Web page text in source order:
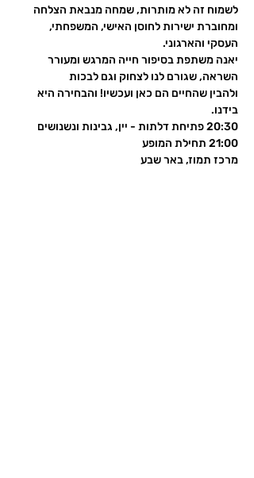
לשמוח זה לא מותרות, שמחה מנבאת הצלחה
ומחוברת ישירות לחוסן האישי, המשפחתי,
העסקי והארגוני.
יאנה משתפת בסיפור חייה המרגש ומעורר
השראה, שגורם לנו לצחוק וגם לבכות
ולהבין שהחיים הם כאן ועכשיו! והבחירה היא
בידנו.
20:30 פתיחת דלתות - יין, גבינות ונשנושים
21:00 תחילת המופע
מרכז תמוז, באר שבע